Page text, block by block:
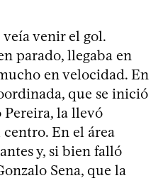
venir el gol.
parado, llegaba en
en velocidad. En
que se inició
la llevó
En el área
y, si bien falló
Sena, que la